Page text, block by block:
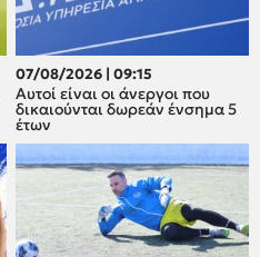
07/08/2026 | 09:15
Αυτοί είναι οι άνεργοι που
δικαιούνται δωρεάν ένσημα 5
έτων